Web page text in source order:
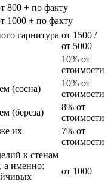
800 + по факту
1000 + по факту
гарнитура от 1500 /
от 5000
10% от
стоимости
(сосна)
10% от
стоимости
(береза)
8% от
стоимости
их
7% от
стоимости
к стенам
а именно:
от 1000